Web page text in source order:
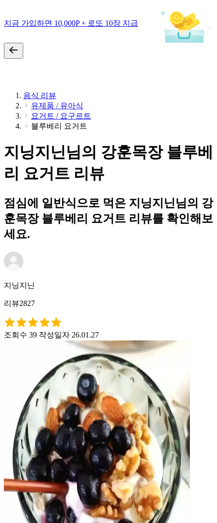
지금 가입하면 10,000P + 로또 10장 지급
음식 리뷰
유제품 / 유아식
요거트 / 요구르트
블루베리 요거트
지닝지닌님의 강훈목장 블루베
리 요거트 리뷰
점심에 일반식으로 먹은 지닝지닌님의 강
훈목장 블루베리 요거트 리뷰를 확인해보
세요.
지닝지닌
리뷰2827
조회수 39 작성일자 26.01.27